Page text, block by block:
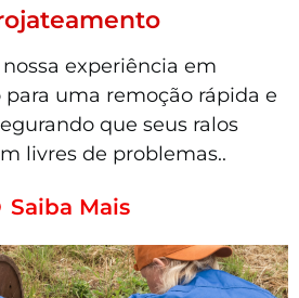
experiência em
uma remoção rápida e
que seus ralos
livres de problemas..
Saiba Mais